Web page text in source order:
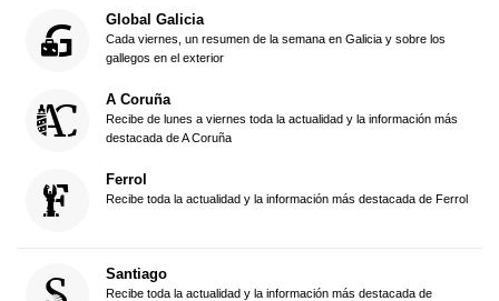
Global Galicia
Cada viernes, un resumen de la semana en Galicia y sobre los
gallegos en el exterior
A Coruña
Recibe de lunes a viernes toda la actualidad y la información más
destacada de A Coruña
Ferrol
Recibe toda la actualidad y la información más destacada de Ferrol
Santiago
Recibe toda la actualidad y la información más destacada de